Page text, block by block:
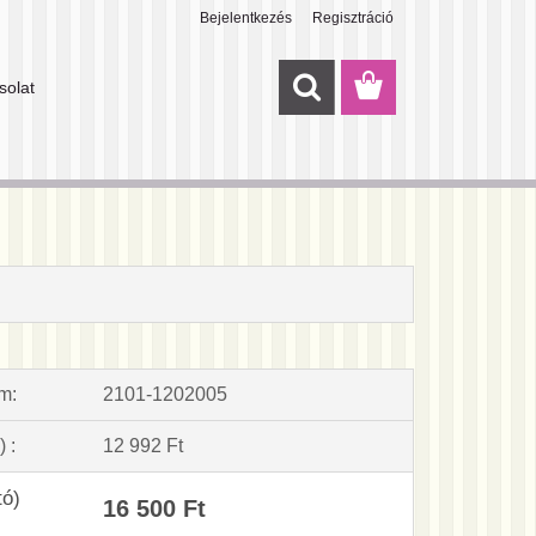
Bejelentkezés Regisztráció
2101-1202005
: 12 992 Ft
16 500 Ft